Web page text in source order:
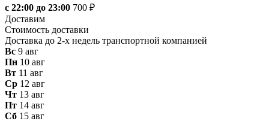
с 22:00 до 23:00 700 ₽
Доставим
Стоимость доставки
Доставка до 2-х недель транспортной компанией
Вс 9 авг
Пн 10 авг
Вт 11 авг
Ср 12 авг
Чт 13 авг
Пт 14 авг
Сб 15 авг